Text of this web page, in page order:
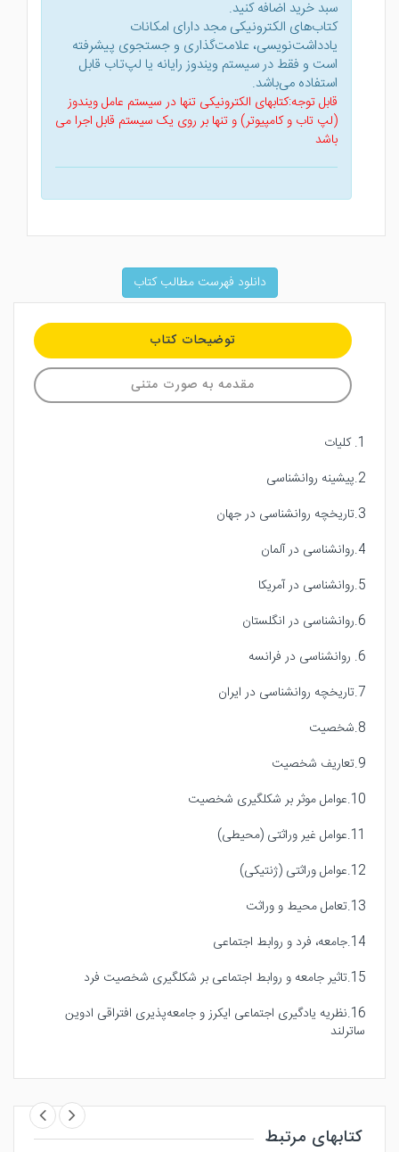
سبد خرید اضافه کنید.
کتاب‌های الکترونیکی مجد دارای امکانات
یادداشت‌نویسی، علامت‌گذاری و جستجوی پیشرفته
است و فقط در سیستم ویندوز رایانه یا لپ‌تاب قابل
استفاده می‌باشد.
قابل توجه:کتابهای الکترونیکی تنها در سیستم عامل ویندوز
(لپ تاب و کامپیوتر) و تنها بر روی یک سیستم قابل اجرا می
باشد
دانلود فهرست مطالب کتاب
توضیحات کتاب
مقدمه به صورت متنی
1. کلیات
2.پیشینه روانشناسی
3.تاریخچه روانشناسی در جهان
4.روانشناسی در آلمان
5.روانشناسی در آمریکا
6.روانشناسی در انگلستان
6. روانشناسی در فرانسه
7.تاریخچه روانشناسی در ایران
8.شخصیت
9.تعاریف شخصیت
10.عوامل موثر بر شکلگیری شخصیت
11.عوامل غیر وراثتی (محیطی)
12.عوامل وراثتی (ژنتیکی)
13.تعامل محيط و وراثت
14.جامعه، فرد و روابط اجتماعی
15.تاثیر جامعه و روابط اجتماعی بر شکلگیری شخصیت فرد
16.نظریه یادگیری اجتماعی ایکرز و جامعه‌پذیری افتراقی ادوین
ساترلند
18.شناسایی گونههای چهارگانه شخصیت
19.شکلگیری گونههای چهارگانه شخصیت
کتابهای مرتبط